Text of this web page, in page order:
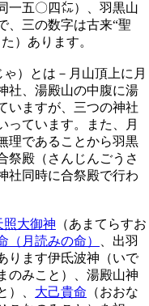
一五〇四㍍）、羽黒山
、三の数字は古来“聖
）あります。
）とは－月山頂上に月
社、湯殿山の中腹に湯
いますが、三つの神社
っています。また、月
理であることから羽黒
祭殿（さんじんごうさ
社同時に合祭殿で行わ
照大御神 （あまてらすお
（月読みの命）
、出羽
ります伊氐波神（いで
のみこと）、湯殿山神
）、 大己貴命 （おおな